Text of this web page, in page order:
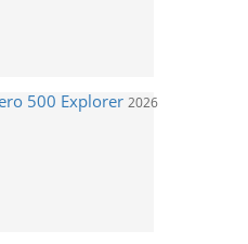
500 Explorer 2026